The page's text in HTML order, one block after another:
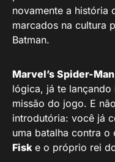
novamente a história
marcados na cultura
Batman.
Marvel’s Spider-
lógica, já te
missão do jogo. E
introdutória: você já
uma batalha contra
Fiske o próprio rei